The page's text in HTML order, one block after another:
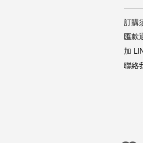
訂購
匯款
加
聯絡